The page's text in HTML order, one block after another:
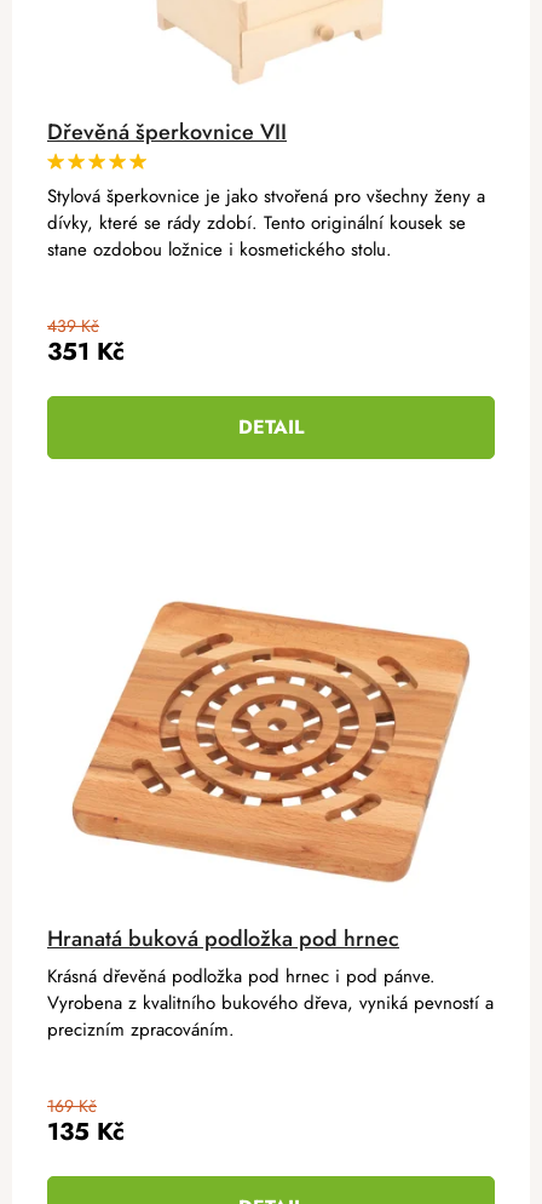
Dřevěná šperkovnice VII
351 Kč
439 Kč
DETAIL
Stylová šperkovnice je jako stvořená pro všechny ženy a
dívky, které se rády zdobí. Tento originální kousek se
stane ozdobou ložnice i kosmetického stolu.
Hranatá buková podložka pod hrnec
135 Kč
169 Kč
Krásná dřevěná podložka pod hrnec i pod pánve.
Vyrobena z kvalitního bukového dřeva, vyniká pevností a
precizním zpracováním.